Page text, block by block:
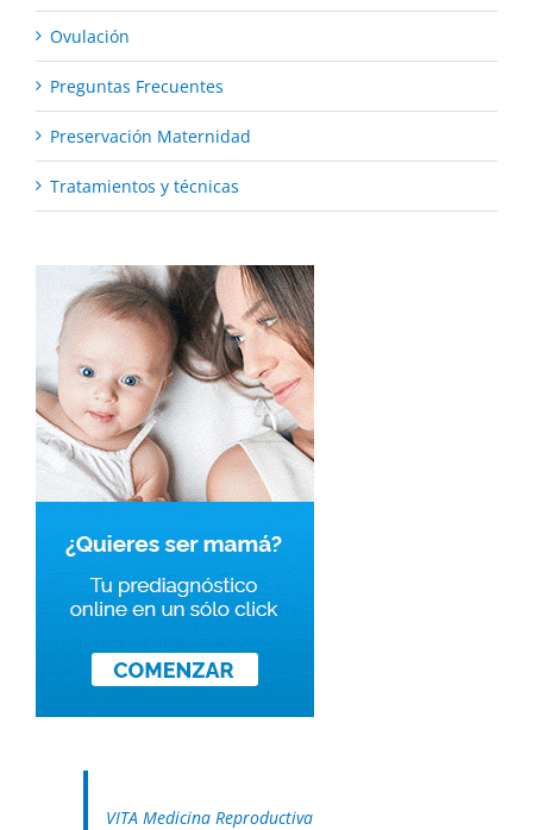
Ovulación
Preguntas Frecuentes
Preservación Maternidad
Tratamientos y técnicas
VITA Medicina Reproductiva